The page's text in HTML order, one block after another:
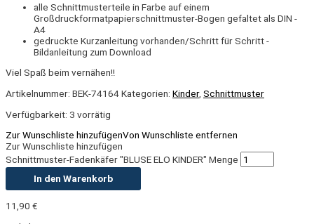
alle Schnittmusterteile in Farbe auf einem
Großdruckformatpapierschnittmuster-Bogen gefaltet als DIN -
A4
gedruckte Kurzanleitung vorhanden/Schritt für Schritt -
Bildanleitung zum Download
Viel Spaß beim vernähen!!
Artikelnummer: BEK-74164Kategorien: Kinder, Schnittmuster
Verfügbarkeit: 3 vorrätig
Zur Wunschliste hinzufügenVon Wunschliste entfernen
Zur Wunschliste hinzufügen
Schnittmuster-Fadenkäfer "BLUSE ELO KINDER" Menge
In den Warenkorb
11,90 €